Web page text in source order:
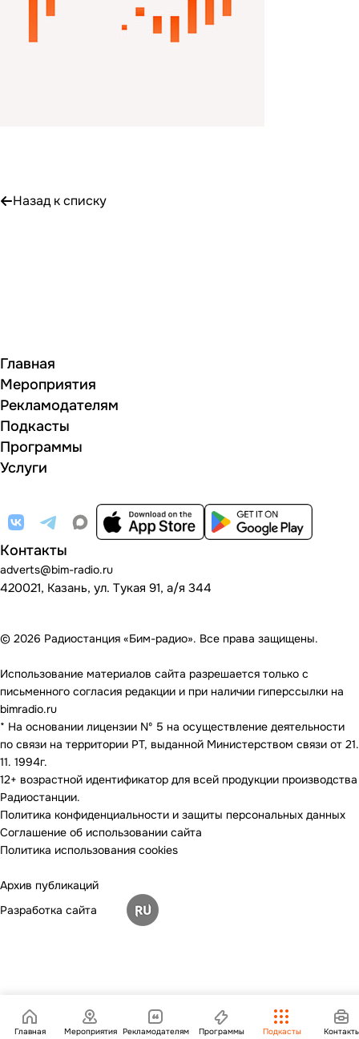
Назад к списку
Главная
Мероприятия
Рекламодателям
Подкасты
Программы
Услуги
Контакты
adverts@bim-radio.ru
420021, Казань, ул. Тукая 91, а/я 344
© 2026 Радиостанция «Бим-радио». Все права защищены.
Использование материалов сайта разрешается только с
письменного согласия редакции и при наличии гиперссылки на
bimradio.ru
* На основании лицензии Nº 5 на осуществление деятельности
по связи на территории РТ, выданной Министерством связи от 21.
11. 1994г.
12+ возрастной идентификатор для всей продукции производства
Радиостанции.
Политика конфиденциальности и защиты персональных данных
Соглашение об использовании сайта
Политика использования cookies
Архив публикаций
Разработка сайта
Главная Мероприятия Рекламодателям Программы Подкасты